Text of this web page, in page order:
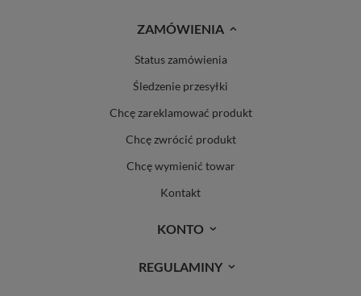
ZAMÓWIENIA
Status zamówienia
Śledzenie przesyłki
Chcę zareklamować produkt
Chcę zwrócić produkt
Chcę wymienić towar
Kontakt
KONTO
REGULAMINY